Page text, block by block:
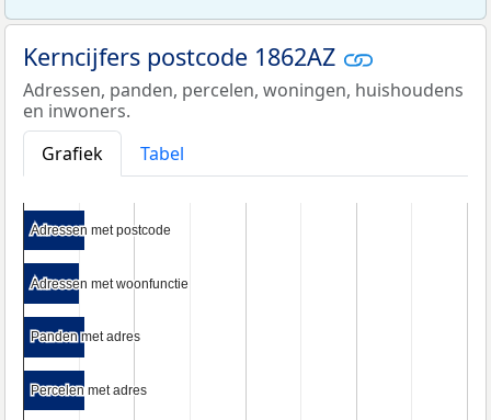
Kerncijfers postcode 1862AZ
Adressen, panden, percelen, woningen, huishoudens
en inwoners.
Grafiek
Tabel
Adressen met postcode
Adressen met postcode
Adressen met woonfunctie
Adressen met woonfunctie
Panden met adres
Panden met adres
Percelen met adres
Percelen met adres